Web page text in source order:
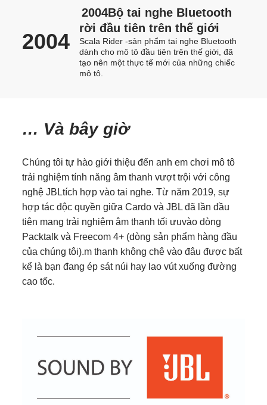
2004
2004Bộ tai nghe Bluetooth
rời đầu tiên trên thế giới
Scala Rider -sản phẩm tai nghe Bluetooth
dành cho mô tô đầu tiên trên thế giới, đã
tạo nên một thực tế mới của những chiếc
mô tô.
… Và bây giờ
Chúng tôi tự hào giới thiệu đến anh em chơi mô tô
trải nghiệm tính năng âm thanh vượt trội với công
nghệ JBLtích hợp vào tai nghe. Từ năm 2019, sự
hợp tác độc quyền giữa Cardo và JBL đã lần đầu
tiên mang trải nghiệm âm thanh tối ưuvào dòng
Packtalk và Freecom 4+ (dòng sản phẩm hàng đầu
của chúng tôi).m thanh không chê vào đâu được bất
kể là bạn đang ép sát núi hay lao vút xuống đường
cao tốc.